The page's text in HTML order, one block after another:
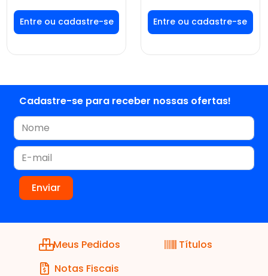
Faça seu login ou
cadastre-se para
ver preços e
Faça seu login ou
cadastre-se para
ver preços e
Cadastre-se para receber nossas ofertas!
Meus Pedidos
Títulos
Notas Fiscais